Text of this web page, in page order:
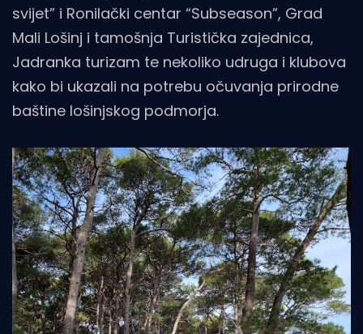
svijet” i Ronilački centar “Subseason”, Grad
Mali Lošinj i tamošnja Turistička zajednica,
Jadranka turizam te nekoliko udruga i klubova
kako bi ukazali na potrebu očuvanja prirodne
baštine lošinjskog podmorja.